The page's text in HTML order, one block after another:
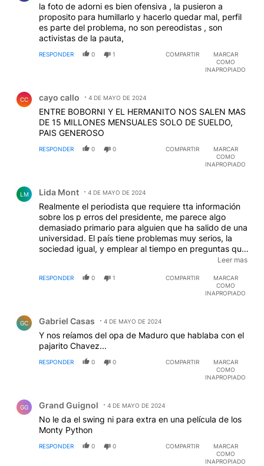
la foto de adorni es bien ofensiva , la pusieron a
proposito para humillarlo y hacerlo quedar mal, perfil
es parte del problema, no son pereodistas , son
activistas de la pauta,
RESPONDER 0 1 COMPARTIR
MARCAR
COMO
INAPROPIADO
CC cayo callo 4 DE MAYO DE 2024
ENTRE BOBORNI Y EL HERMANITO NOS SALEN MAS
DE 15 MILLONES MENSUALES SOLO DE SUELDO,
PAIS GENEROSO
RESPONDER 0 0 COMPARTIR
MARCAR
COMO
INAPROPIADO
LM Lida Mont 4 DE MAYO DE 2024
Realmente el periodista que requiere tta información
sobre los p erros del presidente, me parece algo
demasiado primario para alguien que ha salido de una
universidad. El país tiene problemas muy serios, la
sociedad igual, y emplear al tiempo en preguntas que
tienen asidero algumno sino para conventillo, es
nos da.-
Leer mas
RESPONDER 0 1 COMPARTIR
MARCAR
COMO
INAPROPIADO
GC Gabriel Casas 4 DE MAYO DE 2024
Y nos reíamos del opa de Maduro que hablaba con el
pajarito Chavez...
RESPONDER 0 0 COMPARTIR
MARCAR
COMO
INAPROPIADO
GG Grand Guignol 4 DE MAYO DE 2024
No le da el swing ni para extra en una película de los
Monty Python
RESPONDER 0 0 COMPARTIR
MARCAR
COMO
INAPROPIADO